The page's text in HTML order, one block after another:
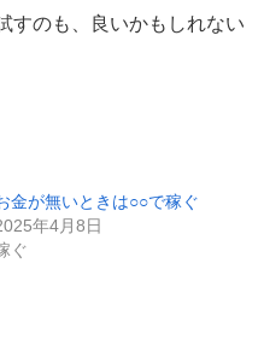
すのも、良いかもしれない
金が無いときは○○で稼ぐ
年4月8日
ぐ